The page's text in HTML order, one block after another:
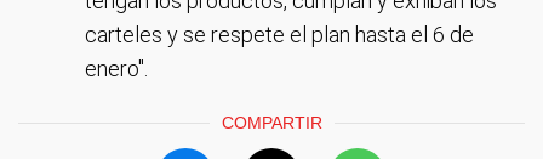
carteles y se respete el plan hasta el 6 de
enero".
COMPARTIR